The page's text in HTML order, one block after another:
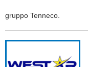
gruppo Tenneco.